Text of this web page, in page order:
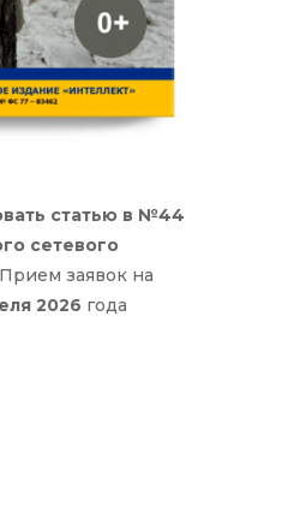
статью в №44
сетевого
Прием заявок на
2026 года